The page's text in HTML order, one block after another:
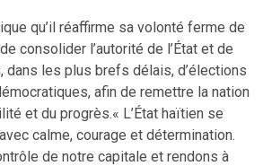
qu’il réaffirme sa volonté ferme de
consolider l’autorité de l’État et de
dans les plus brefs délais, d’élections
afin de remettre la nation
et du progrès.« L’État haïtien se
calme, courage et détermination.
de notre capitale et rendons à